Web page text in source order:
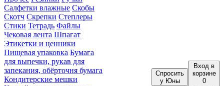
Салфетки влажные Скобы
Скотч Скрепки Степлеры
Стики Тетрадь Файлы
Чековая лента Шпагат
Этикетки и ценники
Пищевая упаковка Бумага
для выпечки, рукав для
запекания, обёрточня бумага
Кондитерские мешки
Спросить
у Юны
Вход в
корзине
0